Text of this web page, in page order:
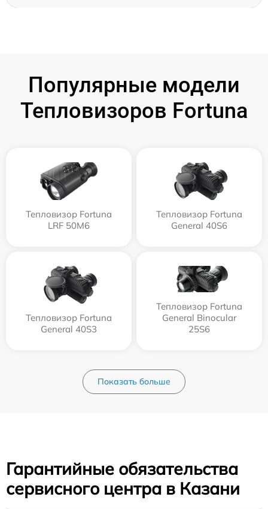
Популярные модели
Тепловизоров Fortuna
Тепловизор Fortuna
LRF 50M6
Тепловизор Fortuna
General 40S6
Тепловизор Fortuna
General 40S3
Тепловизор Fortuna
General Binocular
25S6
Показать больше
Гарантийные обязательства
сервисного центра в Казани